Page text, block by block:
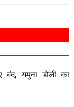
बंद, यमुना डोली का